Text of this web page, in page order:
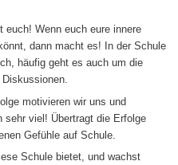
euch! Wenn euch eure innere
dann macht es! In der Schule
häufig geht es auch um die
motivieren wir uns und
sehr viel! Übertragt die Erfolge
Gefühle auf Schule.
Schule bietet, und wachst